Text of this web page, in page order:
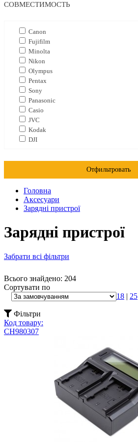
СОВМЕСТИМОСТЬ
Canon
Fujifilm
Minolta
Nikon
Olympus
Pentax
Sony
Panasonic
Casio
JVC
Kodak
DJI
Отфильтровать
Головна
Аксесуари
Зарядні пристрої
Зарядні пристрої
Забрати всі фільтри
Всього знайдено: 204
Сортувати по
18 | 25
Фільтри
Код товару:
CH980307